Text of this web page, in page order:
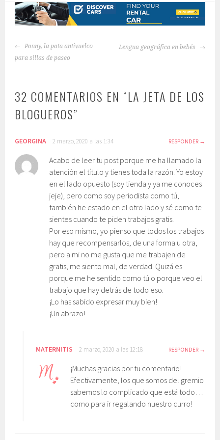
NAVEGACIÓN
DE
Ponny, la pata antivuelco
para sillas de paseo
Lengua geográfica en bebés
32 COMENTARIOS EN “LA JETA DE LOS
BLOGUEROS”
GEORGINA 2 marzo, 2020 a las 1:34 RESPONDER
Acabo de leer tu post porque me ha llamado la
atención el título y tienes toda la razón. Yo estoy
en el lado opuesto (soy tienda y ya me conoces
jeje), pero como soy periodista como tú,
también he estado en el otro lado y sé como te
sientes cuando te piden trabajos gratis.
Por eso mismo, yo pienso que todos los trabajos
hay que recompensarlos, de una forma u otra,
pero a mi no me gusta que me trabajen de
gratis, me siento mal, de verdad. Quizá es
porque me he sentido como tú o porque veo el
trabajo que hay detrás de todo eso.
¡Lo has sabido expresar muy bien!
¡Un abrazo!
MATERNITIS 2 marzo, 2020 a las 12:18 RESPONDER
¡Muchas gracias por tu comentario!
Efectivamente, los que somos del gremio
sabemos lo complicado que está todo…
como para ir regalando nuestro curro!